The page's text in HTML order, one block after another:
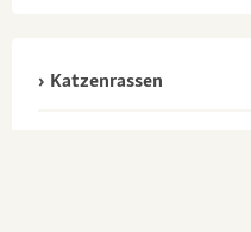
Katzenrassen